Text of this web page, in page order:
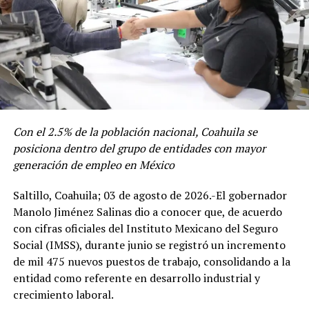
adiestramiento de personal y las misiones orientadas a
garantizar la seguridad nacional.
Por su parte, el alcalde Román Alberto Cepeda,
agradeció al gobernador Manolo Jiménez, así como a las
fuerzas armadas, por pensar en Torreón para instalar
esta gran exposición.
El Gobernador felicitó a la Fiscalía General del Estado y
a la Policía Estatal que llevaron a cabo su Conferencia
Estatal de Seguridad y Procuración de Justicia, donde
Montañez, trabajan en el análisis de la estrategia de los
principales indicadores.
Resaltó la inversión en cuarteles tanto para la Policía
Estatal como el Ejército, los arcos de seguridad, el
reforzamiento del Sistema Estatal de Videovigilancia,
unidades tácticas y otras herramientas que permiten ser
Con el 2.5% de la población nacional, Coahuila se
posiciona dentro del grupo de entidades con mayor
generación de empleo en México
Saltillo, Coahuila; 03 de agosto de 2026.-El gobernador
Manolo Jiménez Salinas dio a conocer que, de acuerdo
con cifras oficiales del Instituto Mexicano del Seguro
Social (IMSS), durante junio se registró un incremento
de mil 475 nuevos puestos de trabajo, consolidando a la
entidad como referente en desarrollo industrial y
crecimiento laboral.